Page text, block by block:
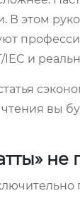
В этом
IEC и
вы
не